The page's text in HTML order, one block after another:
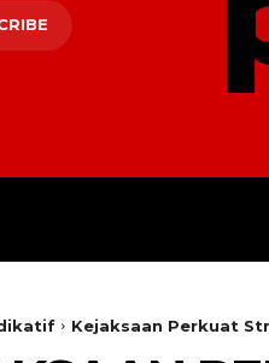
Kejaksaan Perkuat